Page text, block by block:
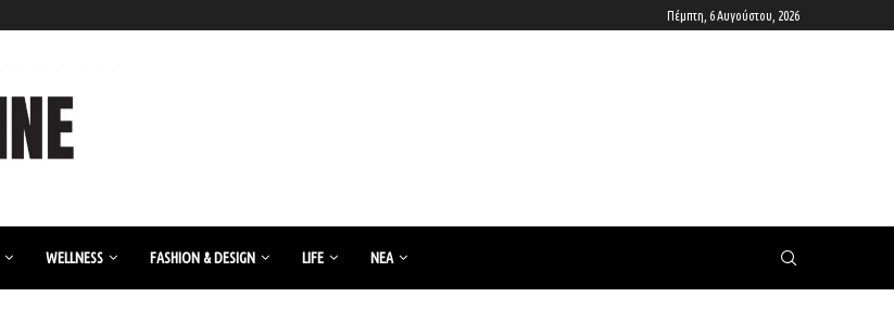
Πέμπτη, 6 Αυγούστου, 2026
WELLNESS FASHION & DESIGN LIFE ΝΈΑ